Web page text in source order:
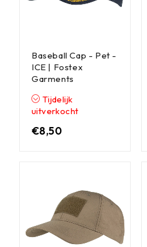
Baseball Cap - Pet -
ICE | Fostex
Garments
Tijdelijk
uitverkocht
€8,50